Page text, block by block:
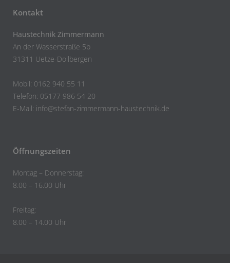
Kontakt
Haustechnik Zimmermann
An der Wasserstraße 5b
31311 Uetze-Dollbergen
Mobil: 0162 940 55 11
Telefon: 05177 986 54 20
E-Mail: info@stefan-zimmermann-haustechnik.de
Öffnungszeiten
Montag – Donnerstag:
8.00 – 16.00 Uhr
Freitag:
8.00 – 14.00 Uhr